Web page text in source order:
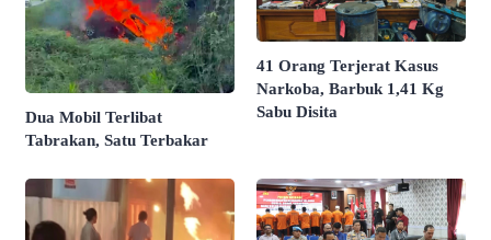
Dua Mobil Terlibat
Tabrakan, Satu Terbakar
41 Orang Terjerat Kasus
Narkoba, Barbuk 1,41 Kg
Sabu Disita